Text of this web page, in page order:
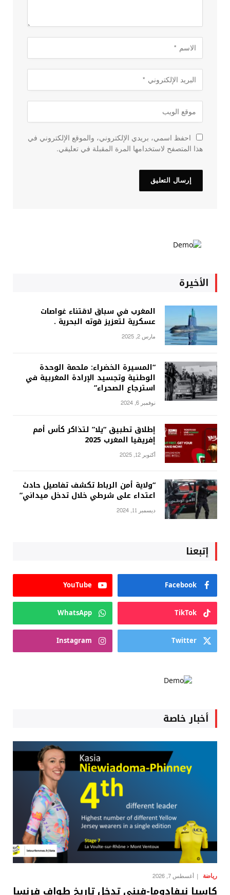
احفظ اسمي، بريدي الإلكتروني، والموقع الإلكتروني في
هذا المتصفح لاستخدامها المرة المقبلة في تعليقي.
الأخيرة
المغرب في سباق لاقتناء غواصات
عسكرية لتعزيز قوته البحرية .
مارس 2, 2025
“المسيرة الخضراء: ملحمة الوحدة
الوطنية وتجسيد الإرادة المغربية في
استرجاع الصحراء”
نوفمبر 6, 2024
إطلاق تطبيق “يلا” لتذاكر كأس أمم
إفريقيا المغرب 2025
أكتوبر 12, 2025
“ولاية أمن الرباط تكشف تفاصيل حادث
اعتداء على شرطي خلال تدخل ميداني”
ديسمبر 11, 2024
إتبعنا
Facebook
YouTube
TikTok
WhatsApp
Twitter
Instagram
أخبار خاصة
رياضة أغسطس 7, 2026
كاسيا نيفادوما-فيني تدخل تاريخ طواف فرنسا